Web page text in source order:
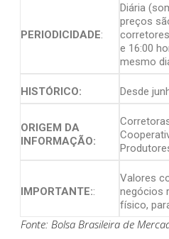
PERIODICIDADE:
Diária
preços
e 16:00
mesmo
HISTÓRICO: Desde
ORIGEM DA
INFORMAÇÃO:
IMPORTANTE::
Valores
negócios
físico,
Fonte: Bolsa Brasileira de